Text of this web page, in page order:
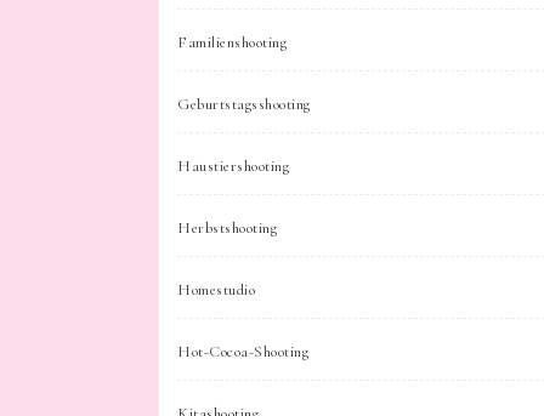
Familienshooting
Geburtstagsshooting
Haustiershooting
Herbstshooting
Homestudio
Hot-Cocoa-Shooting